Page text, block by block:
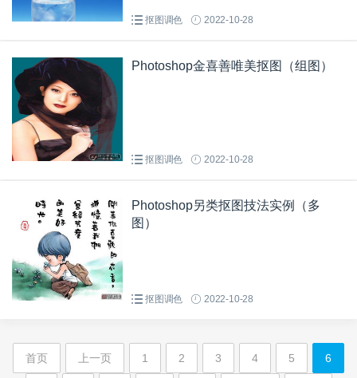
抠图调色 2022-10-28
Photoshop金喜善唯美抠图（组图）
抠图调色 2022-10-28
Photoshop另类抠图技法实例（多
图）
抠图调色 2022-10-28
首页 上一页 1 2 3 4 5 6